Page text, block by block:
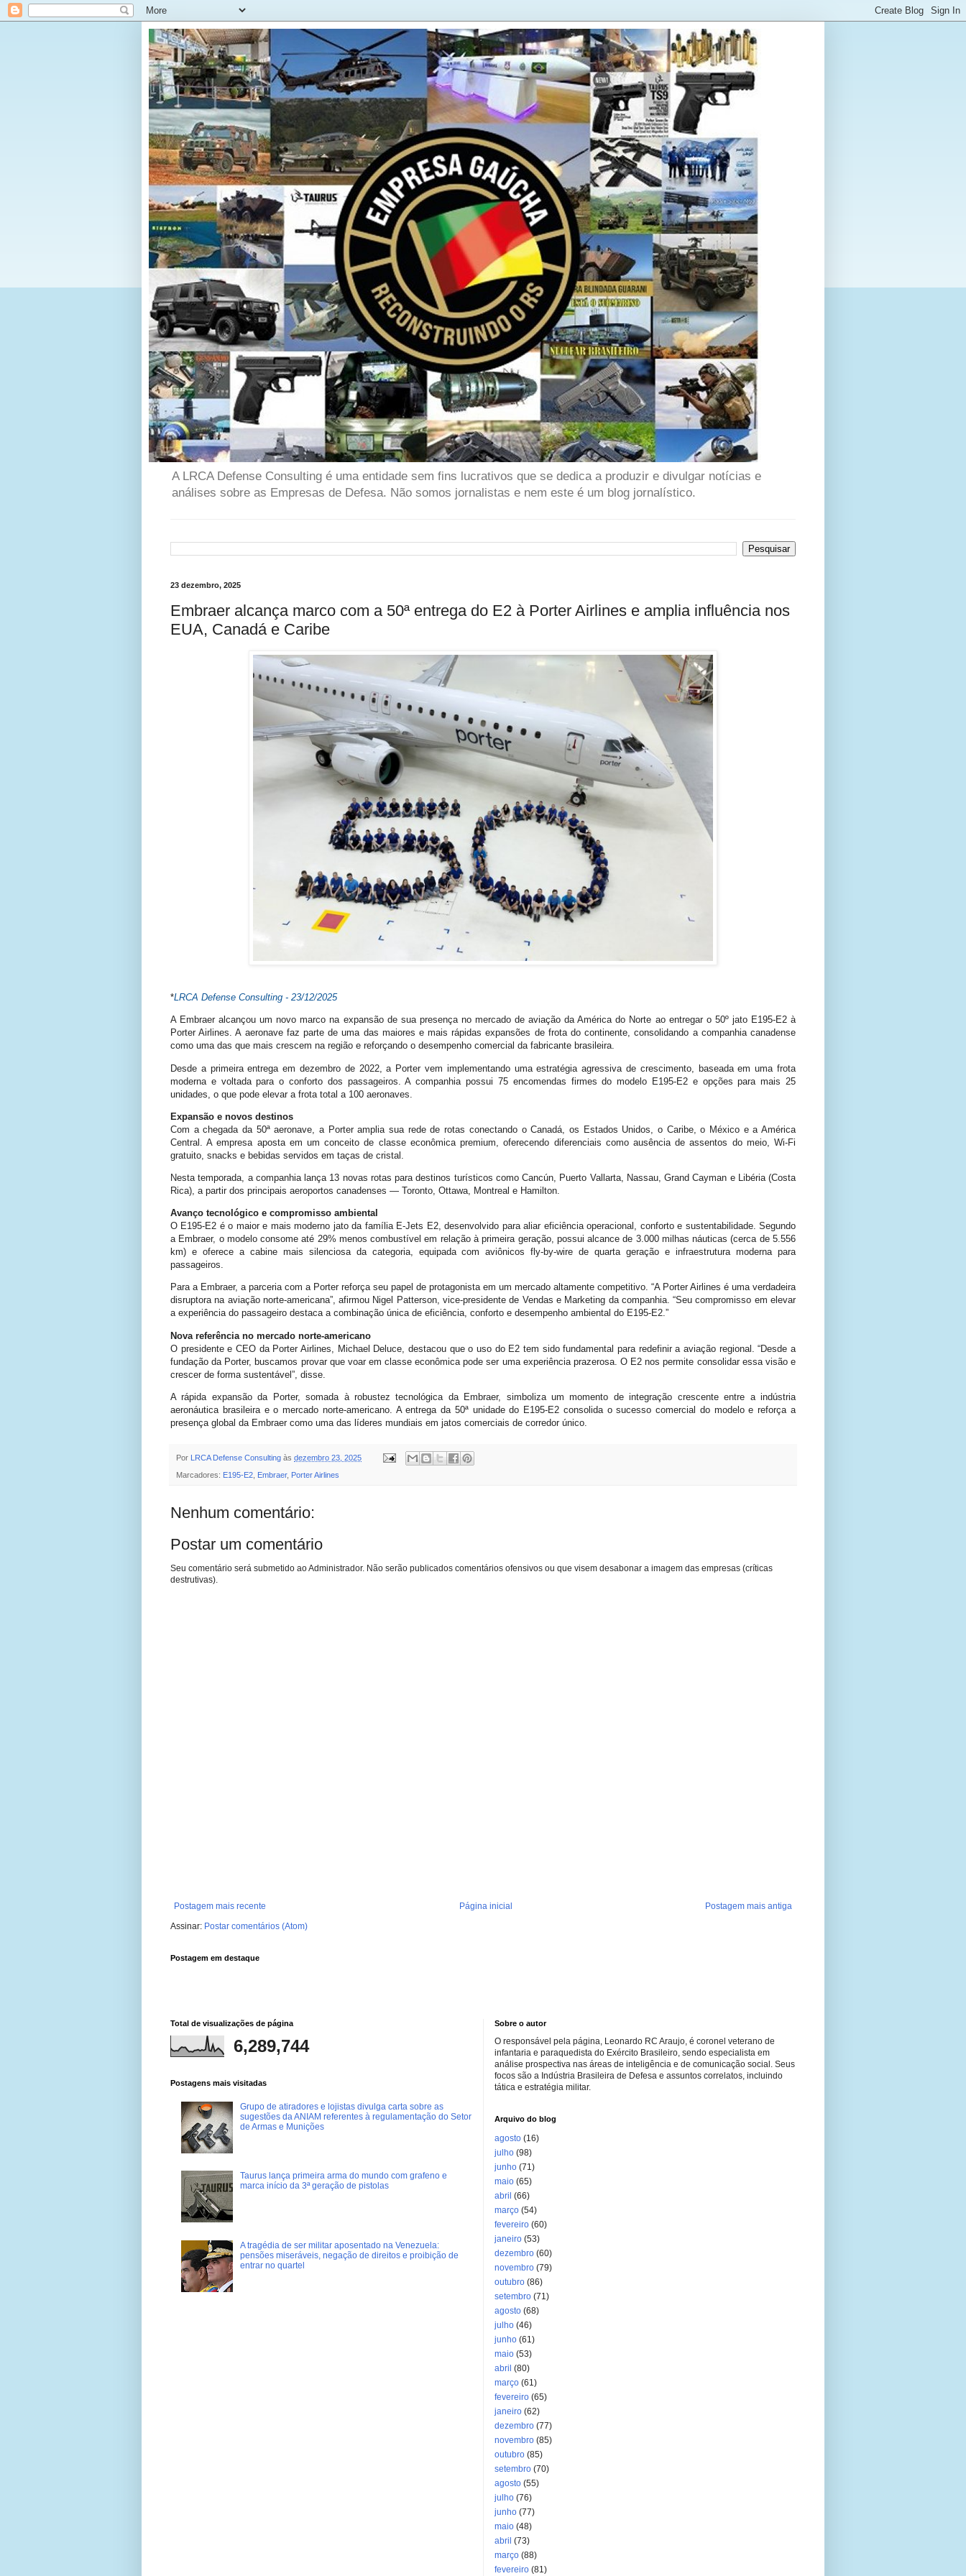
A LRCA Defense Consulting é uma entidade sem fins lucrativos que se dedica a produzir e divulgar notícias e
análises sobre as Empresas de Defesa. Não somos jornalistas e nem este é um blog jornalístico.
23 dezembro, 2025
Embraer alcança marco com a 50ª entrega do E2 à Porter Airlines e amplia influência nos
EUA, Canadá e Caribe
*LRCA Defense Consulting - 23/12/2025
A Embraer alcançou um novo marco na expansão de sua presença no mercado de aviação da América do Norte ao entregar o 50º jato E195-E2 à
Porter Airlines. A aeronave faz parte de uma das maiores e mais rápidas expansões de frota do continente, consolidando a companhia canadense
como uma das que mais crescem na região e reforçando o desempenho comercial da fabricante brasileira.
Desde a primeira entrega em dezembro de 2022, a Porter vem implementando uma estratégia agressiva de crescimento, baseada em uma frota
moderna e voltada para o conforto dos passageiros. A companhia possui 75 encomendas firmes do modelo E195-E2 e opções para mais 25
unidades, o que pode elevar a frota total a 100 aeronaves.
Expansão e novos destinos
Com a chegada da 50ª aeronave, a Porter amplia sua rede de rotas conectando o Canadá, os Estados Unidos, o Caribe, o México e a América
Central. A empresa aposta em um conceito de classe econômica premium, oferecendo diferenciais como ausência de assentos do meio, Wi-Fi
gratuito, snacks e bebidas servidos em taças de cristal.
Nesta temporada, a companhia lança 13 novas rotas para destinos turísticos como Cancún, Puerto Vallarta, Nassau, Grand Cayman e Libéria (Costa
Rica), a partir dos principais aeroportos canadenses — Toronto, Ottawa, Montreal e Hamilton.
Avanço tecnológico e compromisso ambiental
O E195-E2 é o maior e mais moderno jato da família E-Jets E2, desenvolvido para aliar eficiência operacional, conforto e sustentabilidade. Segundo
a Embraer, o modelo consome até 29% menos combustível em relação à primeira geração, possui alcance de 3.000 milhas náuticas (cerca de 5.556
km) e oferece a cabine mais silenciosa da categoria, equipada com aviônicos fly-by-wire de quarta geração e infraestrutura moderna para
passageiros.
Para a Embraer, a parceria com a Porter reforça seu papel de protagonista em um mercado altamente competitivo. “A Porter Airlines é uma verdadeira
disruptora na aviação norte-americana”, afirmou Nigel Patterson, vice-presidente de Vendas e Marketing da companhia. “Seu compromisso em elevar
a experiência do passageiro destaca a combinação única de eficiência, conforto e desempenho ambiental do E195-E2.”
Nova referência no mercado norte-americano
O presidente e CEO da Porter Airlines, Michael Deluce, destacou que o uso do E2 tem sido fundamental para redefinir a aviação regional. “Desde a
fundação da Porter, buscamos provar que voar em classe econômica pode ser uma experiência prazerosa. O E2 nos permite consolidar essa visão e
crescer de forma sustentável”, disse.
A rápida expansão da Porter, somada à robustez tecnológica da Embraer, simboliza um momento de integração crescente entre a indústria
aeronáutica brasileira e o mercado norte-americano. A entrega da 50ª unidade do E195-E2 consolida o sucesso comercial do modelo e reforça a
presença global da Embraer como uma das líderes mundiais em jatos comerciais de corredor único.
Por LRCA Defense Consulting às dezembro 23, 2025
Marcadores: E195-E2 Embraer, Porter Airlines
Nenhum comentário:
Postar um comentário
Seu comentário será submetido ao Administrador. Não serão publicados comentários ofensivos ou que visem desabonar a imagem das empresas (críticas
destrutivas).
Postagem mais recente Postagem mais antiga
Página inicial
Assinar: Postar comentários (Atom)
Postagem em destaque
Total de visualizações de página
6,289,744
Postagens mais visitadas
Grupo de atiradores e lojistas divulga carta sobre as
sugestões da ANIAM referentes à regulamentação do Setor
de Armas e Munições
Taurus lança primeira arma do mundo com grafeno e
marca início da 3ª geração de pistolas
A tragédia de ser militar aposentado na Venezuela:
pensões miseráveis, negação de direitos e proibição de
entrar no quartel
Sobre o autor
O responsável pela página, Leonardo RC Araujo, é coronel veterano de
infantaria e paraquedista do Exército Brasileiro, sendo especialista em
análise prospectiva nas áreas de inteligência e de comunicação social. Seus
focos são a Indústria Brasileira de Defesa e assuntos correlatos, incluindo
tática e estratégia militar.
Arquivo do blog
agosto (16)
julho (98)
junho (71)
maio (65)
abril (66)
março (54)
fevereiro (60)
janeiro (53)
dezembro (60)
novembro (79)
outubro (86)
setembro (71)
agosto (68)
julho (46)
junho (61)
maio (53)
abril (80)
março (61)
fevereiro (65)
janeiro (62)
dezembro (77)
novembro (85)
outubro (85)
setembro (70)
agosto (55)
julho (76)
junho (77)
maio (48)
abril (73)
março (88)
fevereiro (81)